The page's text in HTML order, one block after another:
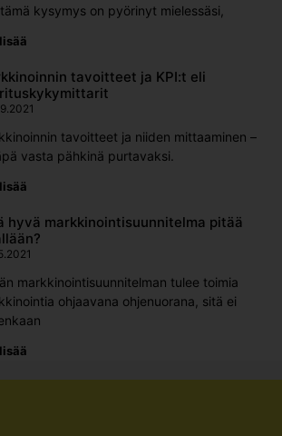
kysymys on pyörinyt mielessäsi,
tavoitteet ja KPI:t eli
tavoitteet ja niiden mittaaminen –
vasta pähkinä purtavaksi.
hyvä markkinointisuunnitelma pitää
markkinointisuunnitelman tulee toimia
ohjaavana ohjenuorana, sitä ei